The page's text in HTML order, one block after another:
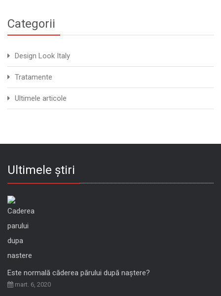
Categorii
Design Look Italy
Tratamente
Ultimele articole
Ultimele știri
Este normală căderea părului după naștere?
mart. 6, 2020